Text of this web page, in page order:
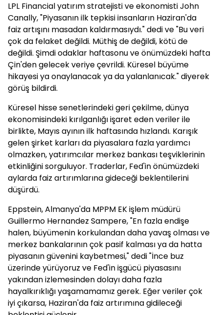
LPL Financial yatırım stratejisti ve ekonomisti John
Canally, "Piyasanın ilk tepkisi insanların Haziran'da
faiz artışını masadan kaldırmasıydı." dedi ve "Bu veri
çok da felaket değildi. Müthiş de değildi, kötü de
değildi. Şimdi odaklar haftasonu ve önümüzdeki hafta
Çin'den gelecek veriye çevrildi. Küresel büyüme
hikayesi ya onaylanacak ya da yalanlanıcak." diyerek
görüş bildirdi.
Küresel hisse senetlerindeki geri çekilme, dünya
ekonomisindeki kırılganlığı işaret eden veriler ile
birlikte, Mayıs ayının ilk haftasında hızlandı. Karışık
gelen şirket karları da piyasalara fazla yardımcı
olmazken, yatırımcılar merkez bankası teşviklerinin
etkinliğini sorguluyor. Traderlar, Fed'in önümüzdeki
aylarda faiz artırımlarına gideceği beklentilerini
düşürdü.
Eppstein, Almanya'da MPPM EK işlem müdürü
Guillermo Hernandez Sampere, "En fazla endişe
halen, büyümenin korkulandan daha yavaş olması ve
merkez bankalarının çok pasif kalması ya da hatta
piyasanın güvenini kaybetmesi," dedi "İnce buz
üzerinde yürüyoruz ve Fed'in işgücü piyasasını
yakından izlemesinden dolayı daha fazla
hayalkırıklığı yaşamamamız gerek. Eğer veriler çok
iyi çıkarsa, Haziran'da faiz artırımına gidileceği